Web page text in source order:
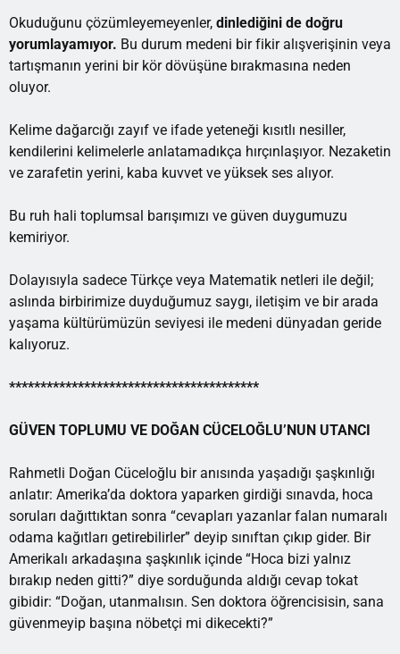
Okuduğunu çözümleyemeyenler, dinlediğini de doğru
yorumlayamıyor. Bu durum medeni bir fikir alışverişinin veya
tartışmanın yerini bir kör dövüşüne bırakmasına neden
oluyor.
Kelime dağarcığı zayıf ve ifade yeteneği kısıtlı nesiller,
kendilerini kelimelerle anlatamadıkça hırçınlaşıyor. Nezaketin
ve zarafetin yerini, kaba kuvvet ve yüksek ses alıyor.
Bu ruh hali toplumsal barışımızı ve güven duygumuzu
kemiriyor.
Dolayısıyla sadece Türkçe veya Matematik netleri ile değil;
aslında birbirimize duyduğumuz saygı, iletişim ve bir arada
yaşama kültürümüzün seviyesi ile medeni dünyadan geride
kalıyoruz.
****************************************
GÜVEN TOPLUMU VE DOĞAN CÜCELOĞLU’NUN UTANCI
Rahmetli Doğan Cüceloğlu bir anısında yaşadığı şaşkınlığı
anlatır: Amerika’da doktora yaparken girdiği sınavda, hoca
soruları dağıttıktan sonra “cevapları yazanlar falan numaralı
odama kağıtları getirebilirler” deyip sınıftan çıkıp gider. Bir
Amerikalı arkadaşına şaşkınlık içinde “Hoca bizi yalnız
bırakıp neden gitti?” diye sorduğunda aldığı cevap tokat
gibidir: “Doğan, utanmalısın. Sen doktora öğrencisisin, sana
güvenmeyip başına nöbetçi mi dikecekti?”